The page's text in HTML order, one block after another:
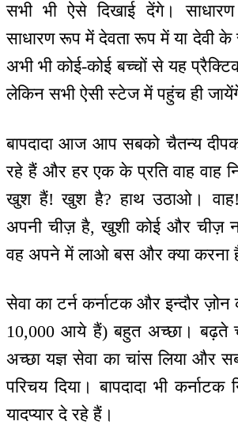
सभी भी ऐसे दिखाई देंगे। साधारण
साधारण रूप में देवता रूप में या देवी के
अभी भी कोई-कोई बच्चों से यह
लेकिन सभी ऐसी स्टेज में पहुंच ही
बापदादा आज आप सबको चैतन्य
रहे हैं और हर एक के प्रति वाह वाह
खुश हैं! खुश है? हाथ उठाओ।
अपनी चीज़ है, खुशी कोई और चीज़
वह अपने में लाओ बस और क्या करना
सेवा का टर्न कर्नाटक और इन्दौर
10,000 आये हैं) बहुत अच्छा। बढ़ते
अच्छा यज्ञ सेवा का चांस लिया और
परिचय दिया। बापदादा भी कर्नाटक
यादप्यार दे रहे हैं।